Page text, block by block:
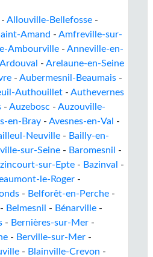
- Allouville-Bellefosse -
Amand - Amfreville-sur-
Ambourville - Anneville-en-
Ardouval - Arelaune-en-Seine
- Aubermesnil-Beaumais -
Authouillet - Authevernes
- Auzebosc - Auzouville-
en-Bray - Avesnes-en-Val
-
Neuville - Bailly-en-
sur-Seine - Baromesnil
-
sur-Epte - Bazinval
-
le-Roger -
- Belforêt-en-Perche -
- Belmesnil - Bénarville -
- Bernières-sur-Mer -
- Berville-sur-Mer -
- Blainville-Crevon -